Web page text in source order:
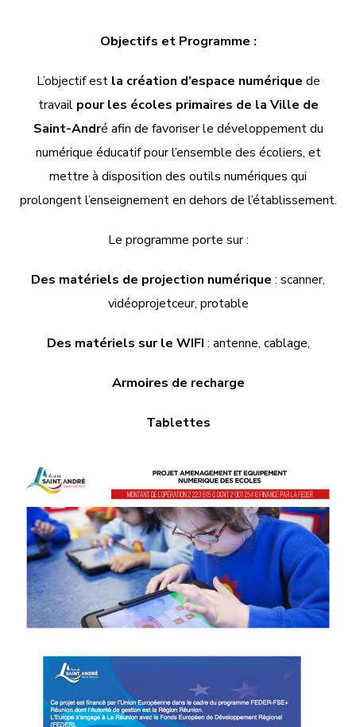
Objectifs et Programme :
L’objectif estla création d’espace numérique de
travail pour les écoles primaires de la Ville de
Saint-André afin de favoriser le développement du
numérique éducatif pour l’ensemble des écoliers, et
mettre à disposition des outils numériques qui
prolongent l’enseignement en dehors de l’établissement.
Le programme porte sur :
Des matériels de projection numérique : scanner,
vidéoprojetceur, protable
Des matériels sur le WIFI : antenne, cablage,
Armoires de recharge
Tablettes